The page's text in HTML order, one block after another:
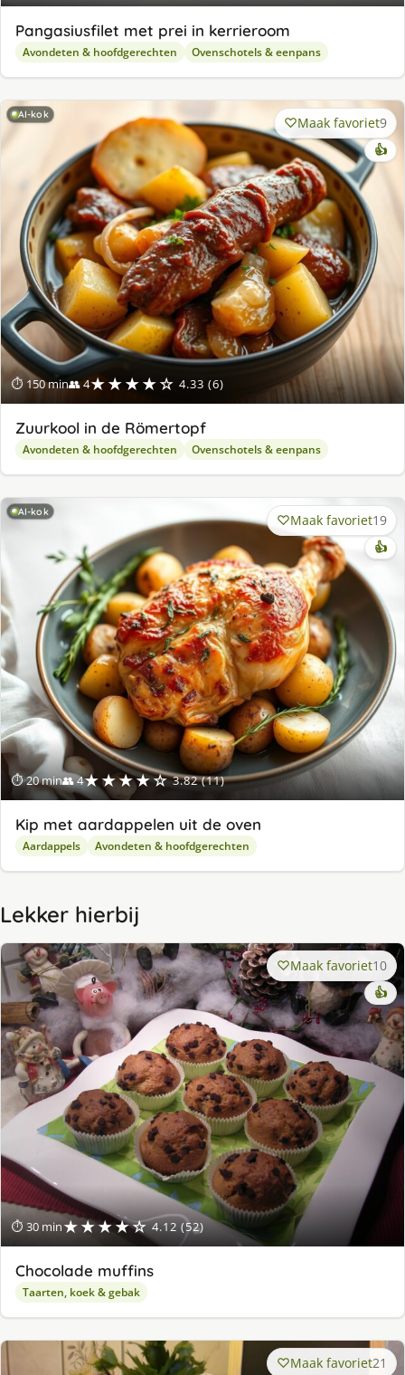
Pangasiusfilet met prei in kerrieroom
Avondeten & hoofdgerechten Ovenschotels & eenpans
AI-kok
⏱ 150 min👥 4★★★★☆ 4.33 (6)
Maak favoriet9
👍
Zuurkool in de Römertopf
Avondeten & hoofdgerechten Ovenschotels & eenpans
AI-kok
⏱ 20 min👥 4★★★★☆ 3.82 (11)
Maak favoriet19
👍
Kip met aardappelen uit de oven
Aardappels Avondeten & hoofdgerechten
Lekker hierbij
⏱ 30 min★★★★☆ 4.12 (52)
Maak favoriet10
👍
Chocolade muffins
Taarten, koek & gebak
Maak favoriet21